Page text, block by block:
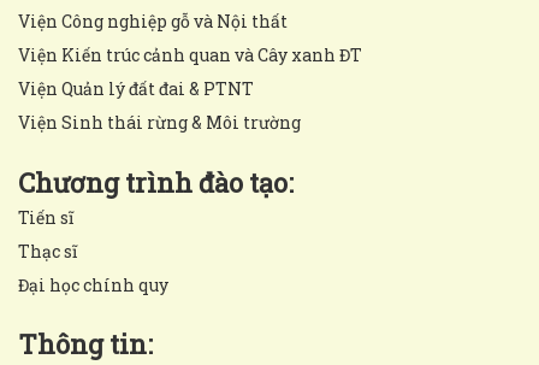
Viện Công nghiệp gỗ và Nội thất
Viện Kiến trúc cảnh quan và Cây xanh ĐT
Viện Quản lý đất đai & PTNT
Viện Sinh thái rừng & Môi trường
Chương trình đào tạo:
Tiến sĩ
Thạc sĩ
Đại học chính quy
Thông tin: